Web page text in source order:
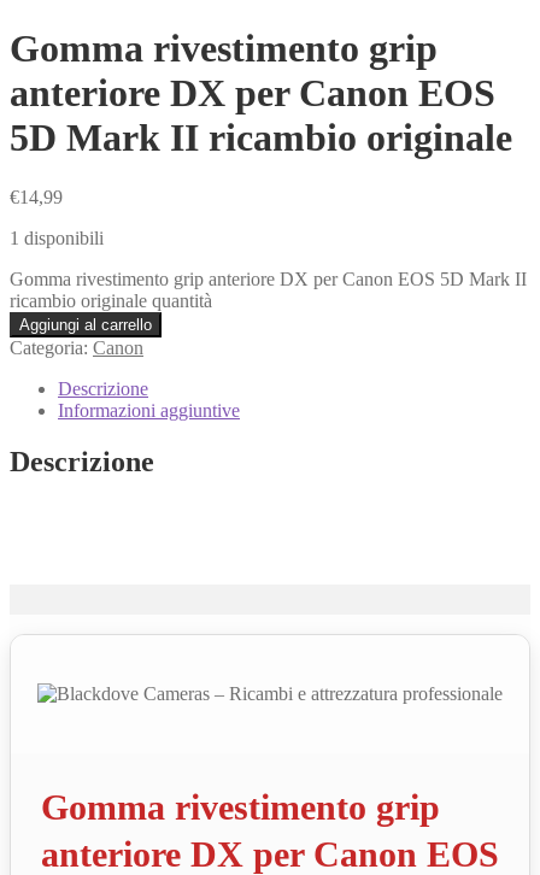
Gomma rivestimento grip
anteriore DX per Canon EOS
5D Mark II ricambio originale
€14,99
1 disponibili
Gomma rivestimento grip anteriore DX per Canon EOS 5D Mark II
ricambio originale quantità
Aggiungi al carrello
Categoria: Canon
Descrizione
Informazioni aggiuntive
Descrizione
Gomma rivestimento grip
anteriore DX per Canon EOS